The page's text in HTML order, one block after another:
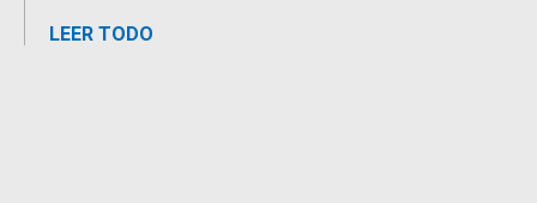
LEER TODO